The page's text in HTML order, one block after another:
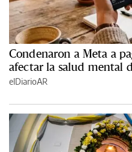
Condenaron a Meta a
afectar la salud mental
elDiarioAR